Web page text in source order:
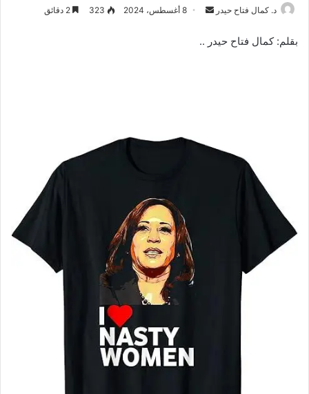
د. كمال فتاح حيدر
أرسل
إلكترونيا
8 أغسطس، 2024 323
بقلم: كمال فتاح حيدر ..